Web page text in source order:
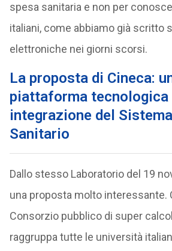
spesa sanitaria e non per
italiani, come abbiamo già scritto
elettroniche nei giorni scorsi.
La proposta di Cineca:
piattaforma tecnologica
integrazione del
Sanitario
Dallo stesso Laboratorio del 19
una proposta molto interessante.
Consorzio pubblico di super
raggruppa tutte le università